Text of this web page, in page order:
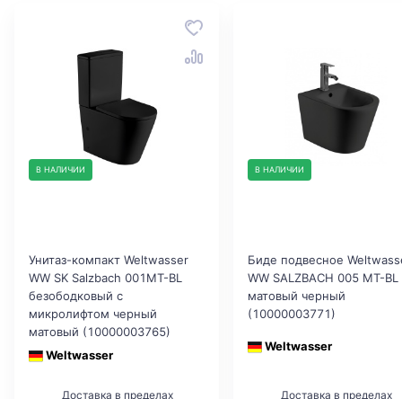
В НАЛИЧИИ
Унитаз-компакт Weltwasser
WW SK Salzbach 001MT-BL
безободковый с
микролифтом черный
матовый (10000003765)
Weltwasser
Доставка в пределах
В НАЛИЧИИ
Биде подвесное
WW SALZBACH 005 MT-BL
матовый черный
(10000003771)
Weltwasser
Доставка в пределах